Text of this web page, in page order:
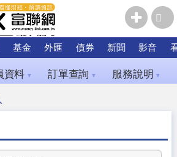
基金 外匯 債券 新聞 影音
資料 ▼ 訂單查詢 ▼ 服務說明 ▼